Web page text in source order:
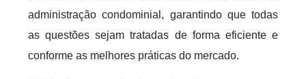
administração condominial, garantindo que todas
as questões sejam tratadas de forma eficiente e
conforme as melhores práticas do mercado.